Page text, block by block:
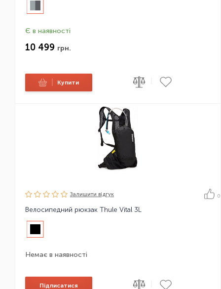
Є в наявності
10 499 грн.
Купити
Залишити вiдгук 0
Велосипедний рюкзак Thule Vital 3L
Немає в наявності
Підписатися